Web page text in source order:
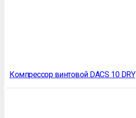
Компрессор винтовой DACS 10 DRY